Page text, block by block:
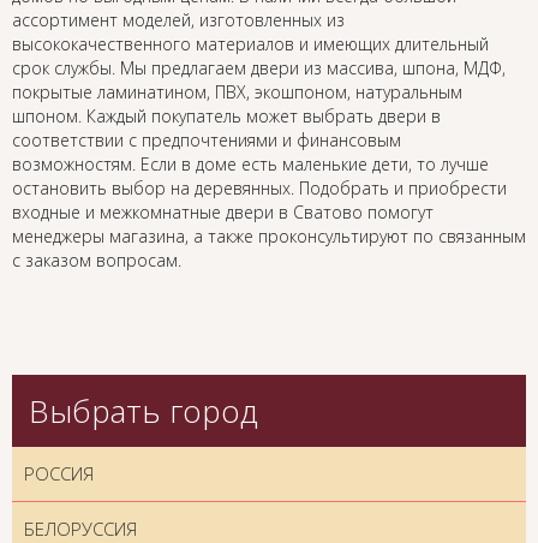
ассортимент моделей, изготовленных из
высококачественного материалов и имеющих длительный
срок службы. Мы предлагаем двери из массива, шпона, МДФ,
покрытые ламинатином, ПВХ, экошпоном, натуральным
шпоном. Каждый покупатель может выбрать двери в
соответствии с предпочтениями и финансовым
возможностям. Если в доме есть маленькие дети, то лучше
остановить выбор на деревянных. Подобрать и приобрести
входные и межкомнатные двери в Сватово помогут
менеджеры магазина, а также проконсультируют по связанным
с заказом вопросам.
Выбрать город
РОССИЯ
БЕЛОРУССИЯ